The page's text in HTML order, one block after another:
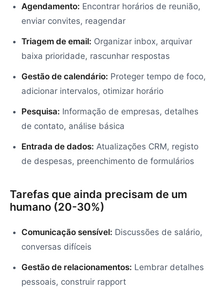
Agendamento: Encontrar horários de reunião,
enviar convites, reagendar
Triagem de email: Organizar inbox, arquivar
baixa prioridade, rascunhar respostas
Gestão de calendário: Proteger tempo de foco,
adicionar intervalos, otimizar horário
Pesquisa: Informação de empresas, detalhes
de contato, análise básica
Entrada de dados: Atualizações CRM, registo
de despesas, preenchimento de formulários
Tarefas que ainda precisam de um
humano (20-30%)
Comunicação sensível: Discussões de salário,
conversas difíceis
Gestão de relacionamentos: Lembrar detalhes
pessoais, construir rapport